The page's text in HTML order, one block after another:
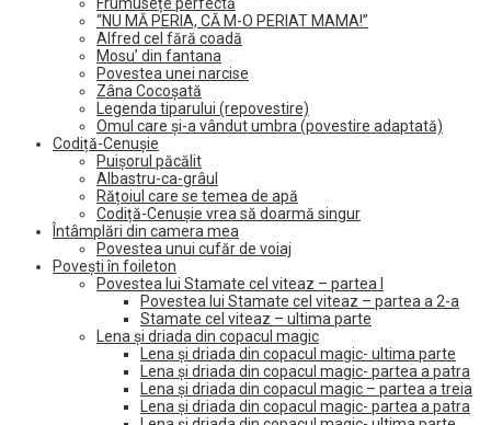
“NU MĂ PERIA, CĂ M-O PERIAT MAMA!”
Alfred cel fără coadă
Mosu’ din fantana
Povestea unei narcise
Zâna Cocoșată
Legenda tiparului (repovestire)
Omul care și-a vândut umbra (povestire adaptată)
Codiță-Cenușie
Puișorul păcălit
Albastru-ca-grâul
Rățoiul care se temea de apă
Codiță-Cenușie vrea să doarmă singur
Întâmplări din camera mea
Povestea unui cufăr de voiaj
Povești în foileton
Povestea lui Stamate cel viteaz – partea I
Povestea lui Stamate cel viteaz – partea a 2-a
Stamate cel viteaz – ultima parte
Lena și driada din copacul magic
Lena și driada din copacul magic- ultima parte
Lena și driada din copacul magic- partea a patra
Lena și driada din copacul magic – partea a treia
Lena și driada din copacul magic- partea a patra